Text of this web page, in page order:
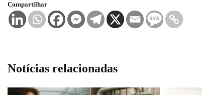
Compartilhar
Notícias relacionadas